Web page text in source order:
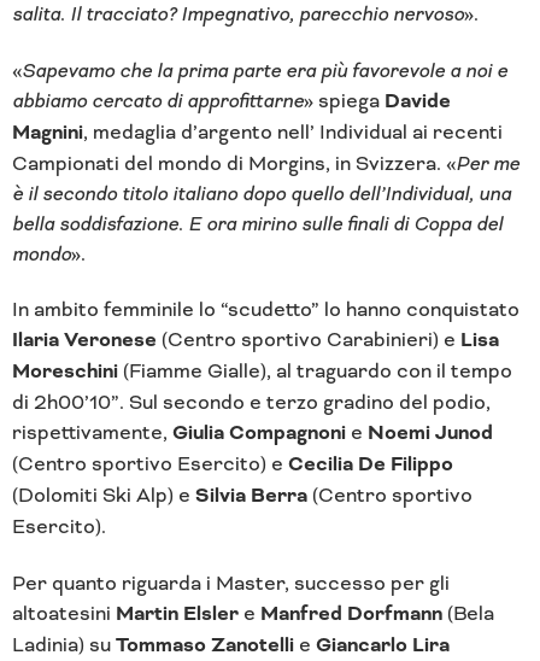
salita. Il tracciato? Impegnativo, parecchio nervoso».
«Sapevamo che la prima parte era più favorevole a noi e
abbiamo cercato di approfittarne» spiega Davide
Magnini, medaglia d’argento nell’ Individual ai recenti
Campionati del mondo di Morgins, in Svizzera. «Per me
è il secondo titolo italiano dopo quello dell’Individual, una
bella soddisfazione. E ora mirino sulle finali di Coppa del
mondo».
In ambito femminile lo “scudetto” lo hanno conquistato
Ilaria Veronese (Centro sportivo Carabinieri) e Lisa
Moreschini (Fiamme Gialle), al traguardo con il tempo
di 2h00’10”. Sul secondo e terzo gradino del podio,
rispettivamente, Giulia Compagnoni e Noemi Junod
(Centro sportivo Esercito) e Cecilia De Filippo
(Dolomiti Ski Alp) e Silvia Berra (Centro sportivo
Esercito).
Per quanto riguarda i Master, successo per gli
altoatesini Martin Elsler e Manfred Dorfmann (Bela
Ladinia) suTommaso Zanotelli e Giancarlo Lira